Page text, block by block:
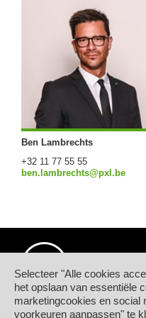
Selecteer "Alle cookies
het opslaan van essentiële
marketingcookies en social
voorkeuren aanpassen" te
Ben Lambrechts
+32 11 77 55 55
ben.lambrechts@pxl.be
© Hogeschool PXL